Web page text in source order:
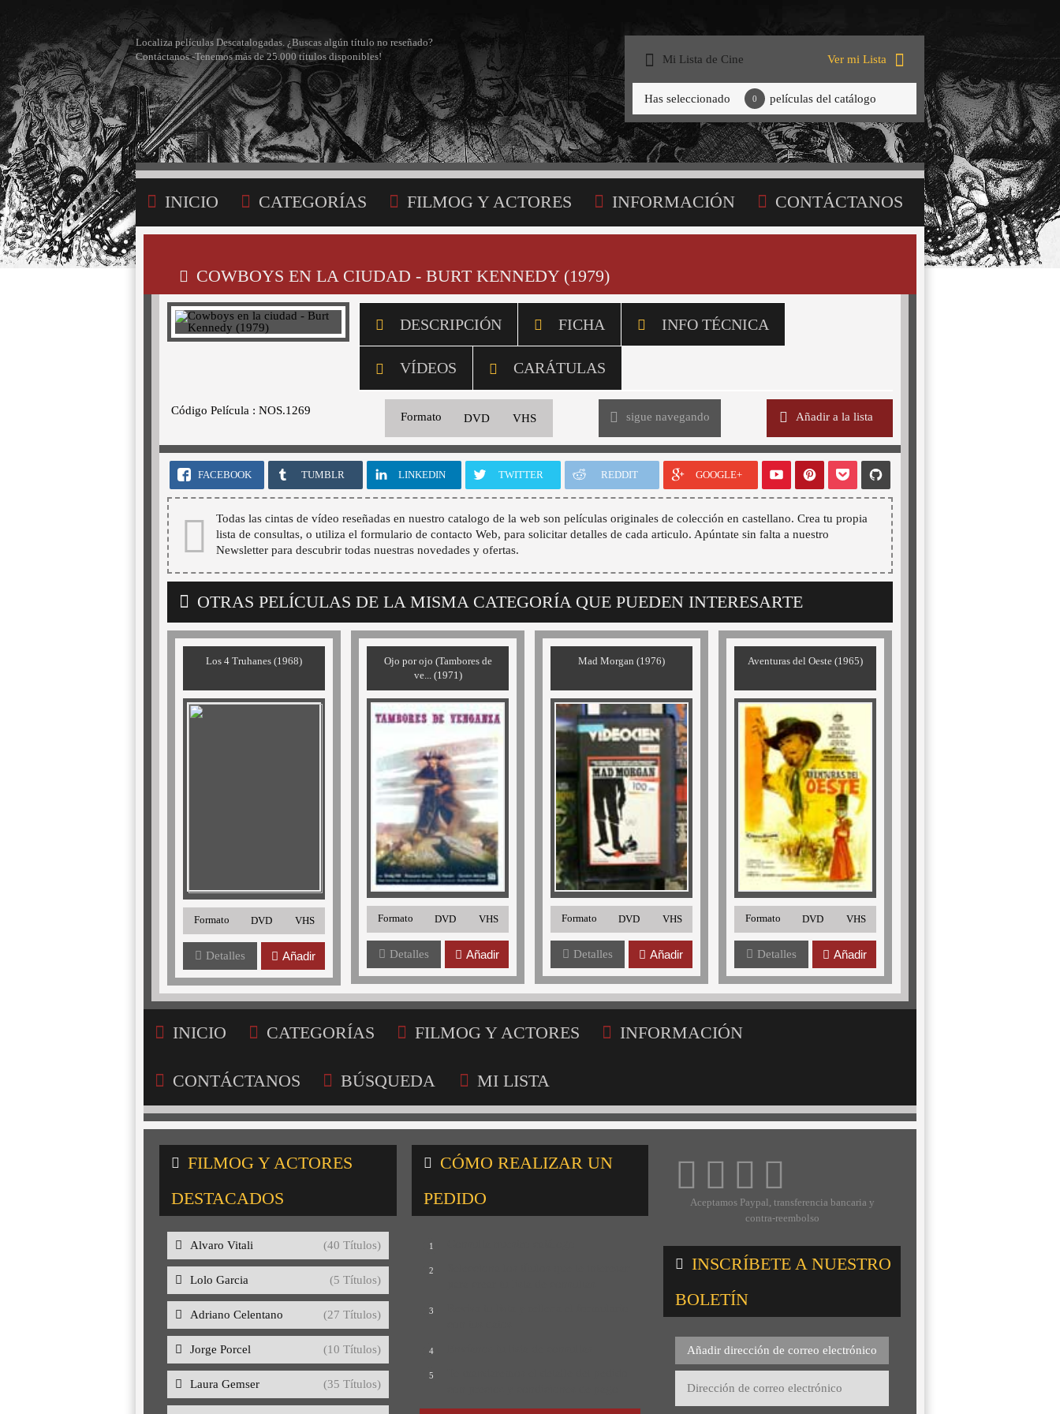
Localiza películas Descatalogadas. ¿Buscas algún título no reseñado?
Contáctanos -Tenemos más de 25.000 títulos disponibles!
Mi Lista de Cine Ver mi Lista
Has seleccionado 0 películas del catálogo
INICIO CATEGORÍAS FILMOG Y ACTORES INFORMACIÓN CONTÁCTANOS
COWBOYS EN LA CIUDAD - BURT KENNEDY (1979)
DESCRIPCIÓN FICHA INFO TÉCNICA
VÍDEOS CARÁTULAS
Código Película : NOS.1269
Formato DVD VHS sigue navegando Añadir a la lista
FACEBOOK TUMBLR LINKEDIN TWITTER REDDIT GOOGLE+
Todas las cintas de vídeo reseñadas en nuestro catalogo de la web son películas originales de colección en castellano. Crea tu propia
lista de consultas, o utiliza el formulario de contacto Web, para solicitar detalles de cada articulo. Apúntate sin falta a nuestro
Newsletter para descubrir todas nuestras novedades y ofertas.
OTRAS PELÍCULAS DE LA MISMA CATEGORÍA QUE PUEDEN INTERESARTE
Los 4 Truhanes (1968)
Formato DVD VHS
Detalles Añadir
Ojo por ojo (Tambores de
ve... (1971)
Formato DVD VHS
Detalles Añadir
Mad Morgan (1976)
Formato DVD VHS
Detalles Añadir
Aventuras del Oeste (1965)
Formato DVD VHS
Detalles Añadir
INICIO CATEGORÍAS FILMOG Y ACTORES INFORMACIÓN
CONTÁCTANOS BÚSQUEDA MI LISTA
FILMOG Y ACTORES
DESTACADOS
Alvaro Vitali (40 Títulos)
Lolo Garcia (5 Títulos)
Adriano Celentano (27 Títulos)
Jorge Porcel (10 Títulos)
Laura Gemser (35 Títulos)
CÓMO REALIZAR UN
PEDIDO
1
2
3
4
5
Aceptamos Paypal, transferencia bancaria y
contra-reembolso
INSCRÍBETE A NUESTRO
BOLETÍN
Añadir dirección de correo electrónico